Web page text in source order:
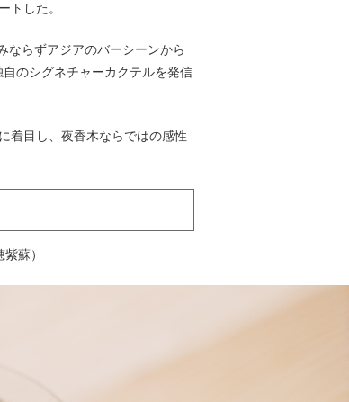
トした。
ならずアジアのバーシーンから
のシグネチャーカクテルを発信
着目し、夜香木ならではの感性
蘇）